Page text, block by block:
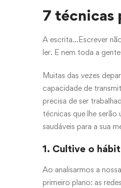
7 técnicas
A escrita…Escrever
ler. E nem toda a
Muitas das vezes
capacidade de
precisa de ser
técnicas que lhe
saudáveis para a sua
1. Cultive o
Ao analisarmos a
primeiro plano: as